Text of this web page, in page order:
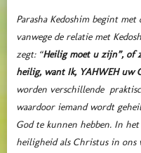
Parasha Kedoshim begint
vanwege de relatie met
zegt: “Heilig moet u zijn”, of
heilig, want Ik, YAHWEH uw
worden verschillende
waardoor iemand wordt
God te kunnen hebben. In
heiligheid als Christus in ons